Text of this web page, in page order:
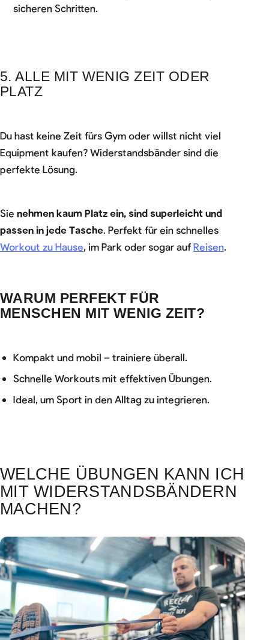
sicheren Schritten.
5. ALLE MIT WENIG ZEIT ODER
PLATZ
Du hast keine Zeit fürs Gym oder willst nicht viel
Equipment kaufen? Widerstandsbänder sind die
perfekte Lösung.
Sie nehmen kaum Platz ein, sind superleicht und
passen in jede Tasche. Perfekt für ein schnelles
Workout zu Hause, im Park oder sogar aufReisen.
WARUM PERFEKT FÜR
MENSCHEN MIT WENIG ZEIT?
Kompakt und mobil – trainiere überall.
Schnelle Workouts mit effektiven Übungen.
Ideal, um Sport in den Alltag zu integrieren.
WELCHE ÜBUNGEN KANN ICH
MIT WIDERSTANDSBÄNDERN
MACHEN?